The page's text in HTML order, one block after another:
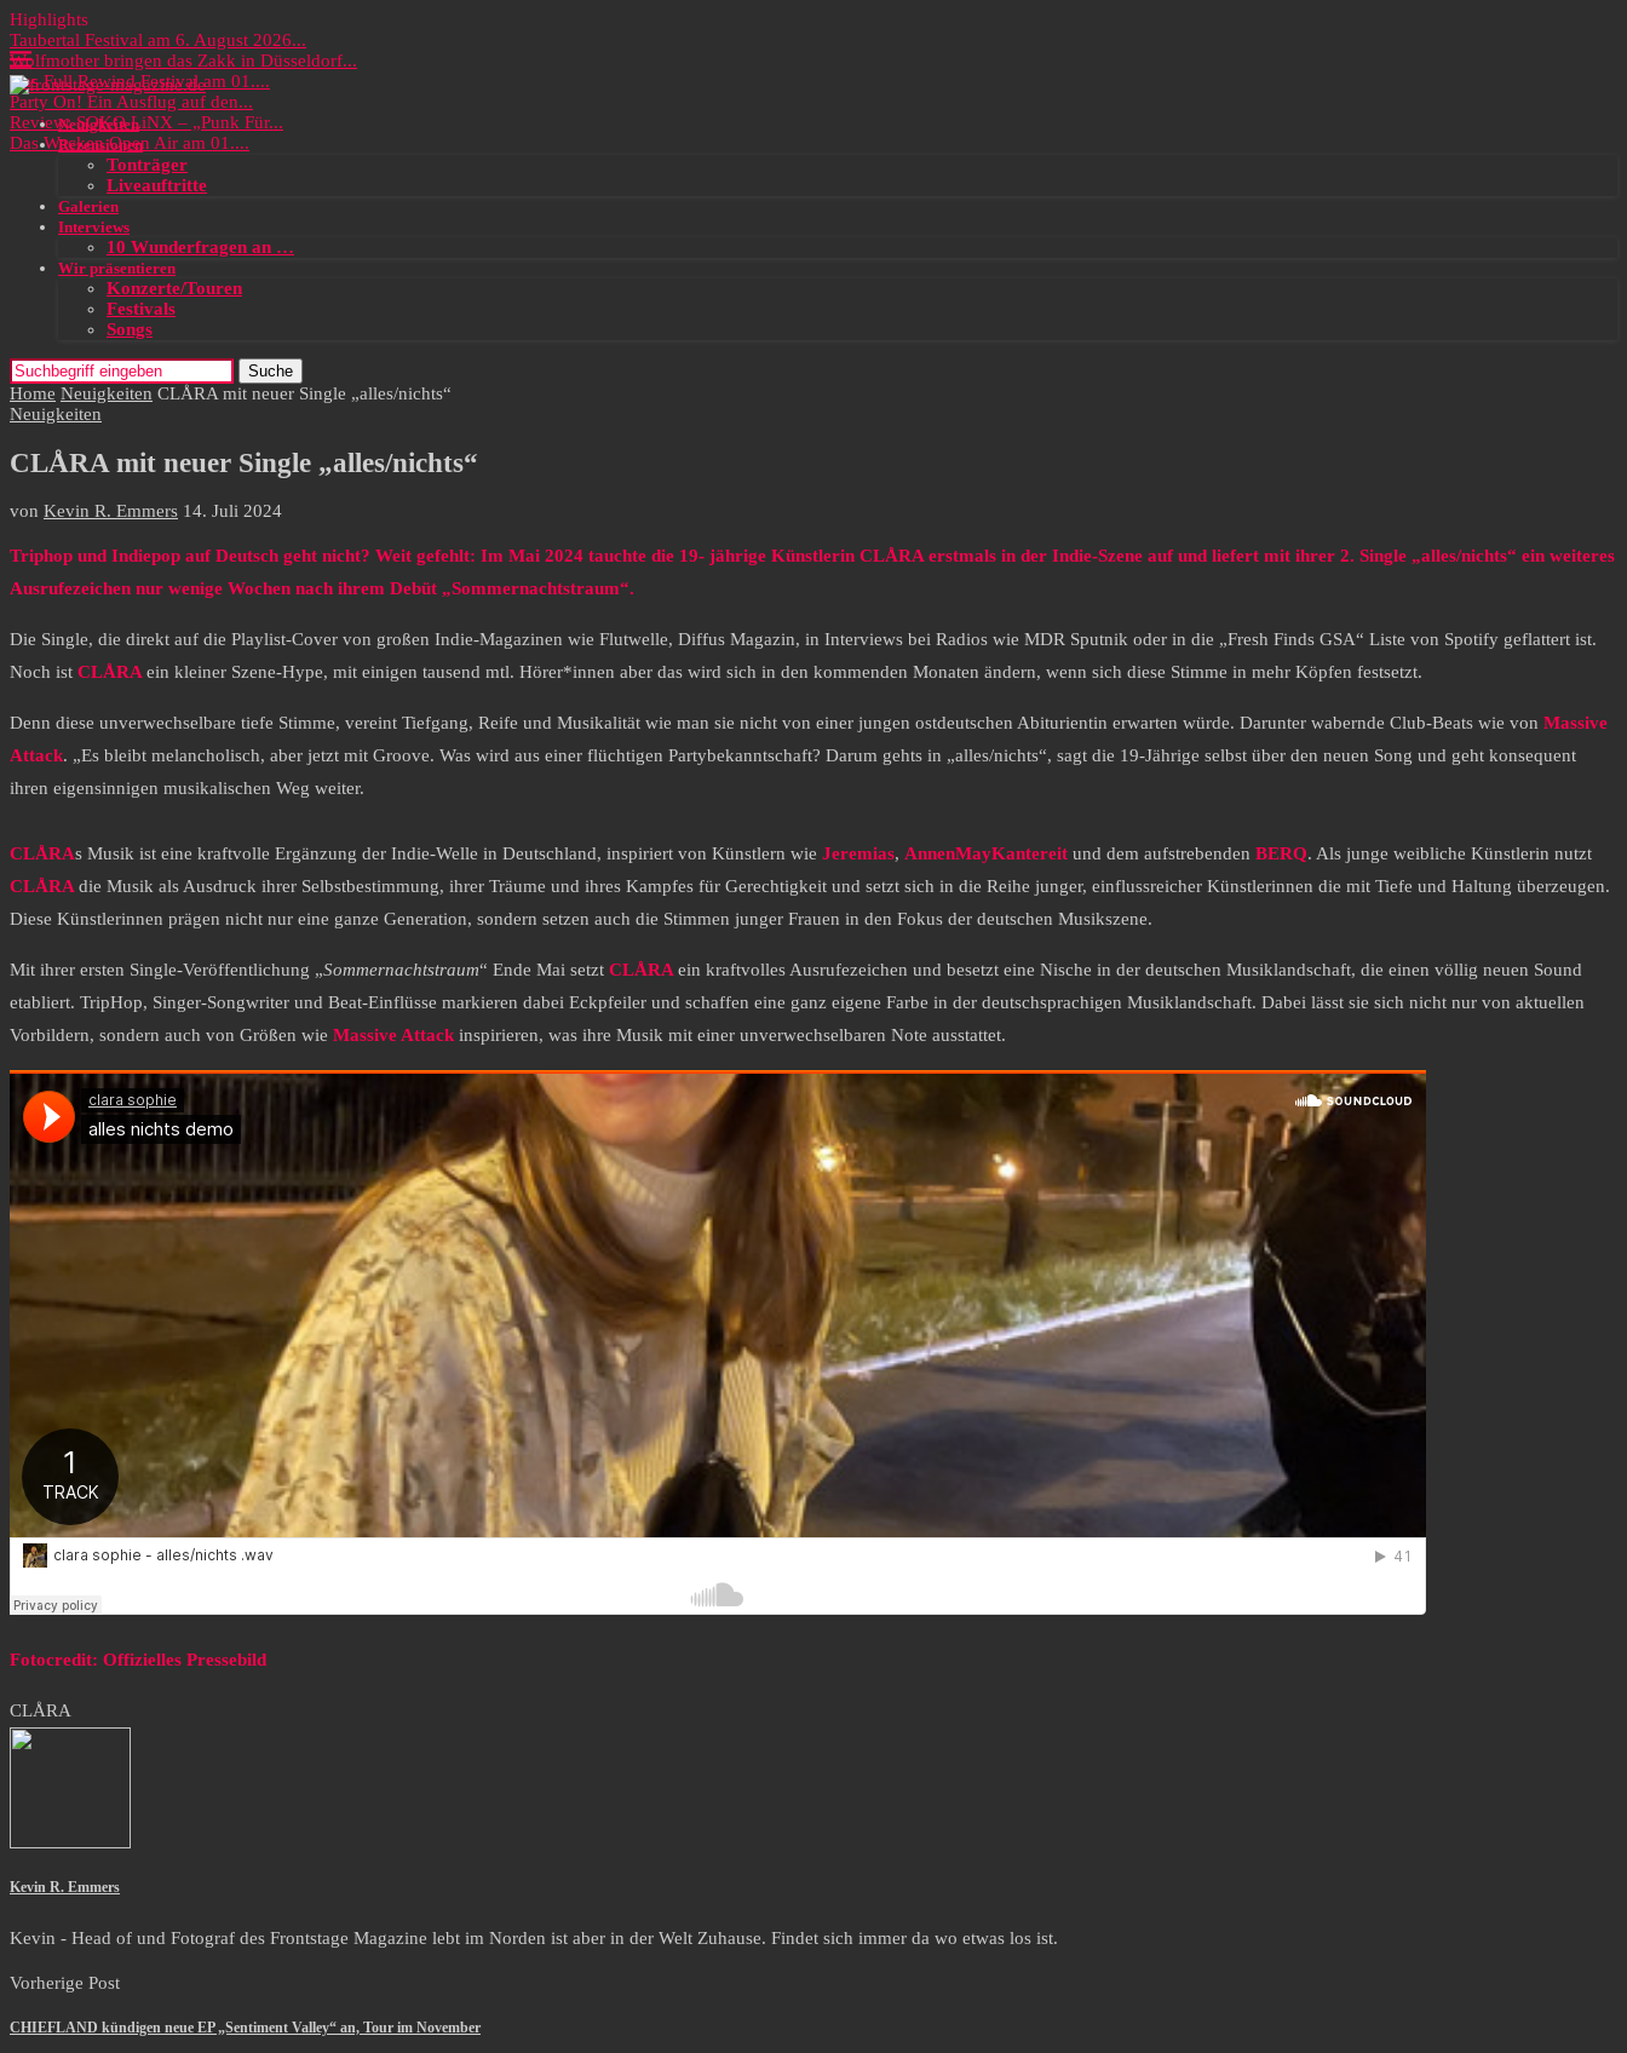
Highlights
Taubertal Festival am 6. August 2026...
Wolfmother bringen das Zakk in Düsseldorf...
Das Full Rewind Festival am 01....
Party On! Ein Ausflug auf den...
Review: SOKO LiNX – „Punk Für...
Das Wacken Open Air am 01....
Neuigkeiten
Rezensionen
Tonträger
Liveauftritte
Galerien
Interviews
10 Wunderfragen an …
Wir präsentieren
Konzerte/Touren
Festivals
Songs
Suche
Home Neuigkeiten CLÅRA mit neuer Single „alles/nichts“
Neuigkeiten
CLÅRA mit neuer Single „alles/nichts“
von Kevin R. Emmers 14. Juli 2024
Triphop und Indiepop auf Deutsch geht nicht? Weit gefehlt: Im Mai 2024 tauchte die 19- jährige Künstlerin CLÅRA erstmals in der Indie-Szene auf und liefert mit ihrer 2. Single „alles/nichts“ ein weiteres
Ausrufezeichen nur wenige Wochen nach ihrem Debüt „Sommernachtstraum“.
Die Single, die direkt auf die Playlist-Cover von großen Indie-Magazinen wie Flutwelle, Diffus Magazin, in Interviews bei Radios wie MDR Sputnik oder in die „Fresh Finds GSA“ Liste von Spotify geflattert ist.
Noch ist CLÅRAein kleiner Szene-Hype, mit einigen tausend mtl. Hörer*innen aber das wird sich in den kommenden Monaten ändern, wenn sich diese Stimme in mehr Köpfen festsetzt.
Denn diese unverwechselbare tiefe Stimme, vereint Tiefgang, Reife und Musikalität wie man sie nicht von einer jungen ostdeutschen Abiturientin erwarten würde. Darunter wabernde Club-Beats wie von Massive
Attack. „Es bleibt melancholisch, aber jetzt mit Groove. Was wird aus einer flüchtigen Partybekanntschaft? Darum gehts in „alles/nichts“, sagt die 19-Jährige selbst über den neuen Song und geht konsequent
ihren eigensinnigen musikalischen Weg weiter.
CLÅRAs Musik ist eine kraftvolle Ergänzung der Indie-Welle in Deutschland, inspiriert von Künstlern wie Jeremias, AnnenMayKantereit und dem aufstrebenden BERQ. Als junge weibliche Künstlerin nutzt
CLÅRAdie Musik als Ausdruck ihrer Selbstbestimmung, ihrer Träume und ihres Kampfes für Gerechtigkeit und setzt sich in die Reihe junger, einflussreicher Künstlerinnen die mit Tiefe und Haltung überzeugen.
Diese Künstlerinnen prägen nicht nur eine ganze Generation, sondern setzen auch die Stimmen junger Frauen in den Fokus der deutschen Musikszene.
Mit ihrer ersten Single-Veröffentlichung „Sommernachtstraum“ Ende Mai setzt CLÅRAein kraftvolles Ausrufezeichen und besetzt eine Nische in der deutschen Musiklandschaft, die einen völlig neuen Sound
etabliert. TripHop, Singer-Songwriter und Beat-Einflüsse markieren dabei Eckpfeiler und schaffen eine ganz eigene Farbe in der deutschsprachigen Musiklandschaft. Dabei lässt sie sich nicht nur von aktuellen
Vorbildern, sondern auch von Größen wie Massive Attackinspirieren, was ihre Musik mit einer unverwechselbaren Note ausstattet.
Fotocredit: Offizielles Pressebild
CLÅRA
Kevin R. Emmers
Kevin - Head of und Fotograf des Frontstage Magazine lebt im Norden ist aber in der Welt Zuhause. Findet sich immer da wo etwas los ist.
Vorherige Post
CHIEFLAND kündigen neue EP „Sentiment Valley“ an, Tour im November